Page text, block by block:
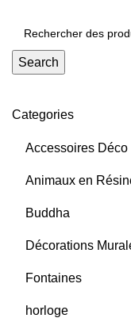
Categories
Accessoires Déco
Animaux en
Buddha
Décorations
Fontaines
horloge
Search